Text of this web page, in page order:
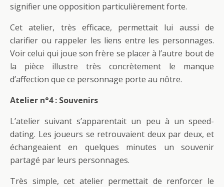
signifier une opposition particulièrement forte.
Cet atelier, très efficace, permettait lui aussi de
clarifier ou rappeler les liens entre les personnages.
Voir celui qui joue son frère se placer à l’autre bout de
la pièce illustre très concrètement le manque
d’affection que ce personnage porte au nôtre.
Atelier n°4 : Souvenirs
L’atelier suivant s’apparentait un peu à un speed-
dating. Les joueurs se retrouvaient deux par deux, et
échangeaient en quelques minutes un souvenir
partagé par leurs personnages.
Très simple, cet atelier permettait de renforcer le